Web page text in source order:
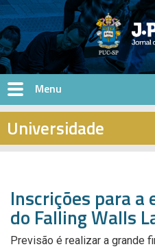
Pular para o conteúdo principal
Universidade
Inscrições para
do Falling Walls
Previsão é realizar a grande